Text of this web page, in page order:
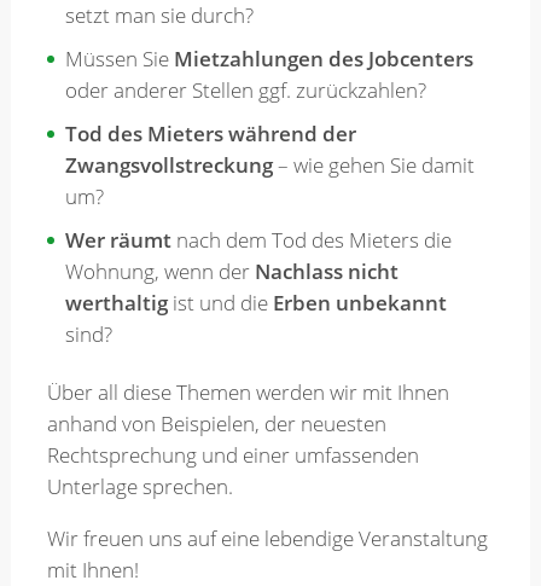
setzt man sie durch?
Müssen Sie Mietzahlungen des Jobcenters
oder anderer Stellen ggf. zurückzahlen?
Tod des Mieters während der
Zwangsvollstreckung– wie gehen Sie damit
um?
Wer räumtnach dem Tod des Mieters die
Wohnung, wenn der Nachlass nicht
werthaltigist und die Erben unbekannt
sind?
Über all diese Themen werden wir mit Ihnen
anhand von Beispielen, der neuesten
Rechtsprechung und einer umfassenden
Unterlage sprechen.
Wir freuen uns auf eine lebendige Veranstaltung
mit Ihnen!